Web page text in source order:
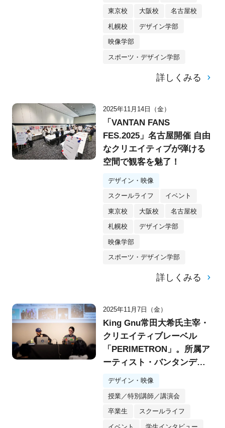
東京校 大阪校 名古屋校
札幌校 デザイン学部
映像学部
スポーツ・デザイン学部
詳しくみる
2025年11月14日（金）
「VANTAN FANS
FES.2025」名古屋開催 自由
なクリエイティブが弾ける
空間で観客を魅了！
デザイン・映像
スクールライフ イベント
東京校 大阪校 名古屋校
札幌校 デザイン学部
映像学部
スポーツ・デザイン学部
詳しくみる
2025年11月7日（金）
King Gnu常田大希氏主宰・
クリエイティブレーベル
「PERIMETRON」。所属ア
ーティスト・バンタンデザ
イン研究所OB森洸大さん×
演会を実施！
デザイン・映像
授業／特別講師／講演会
卒業生 スクールライフ